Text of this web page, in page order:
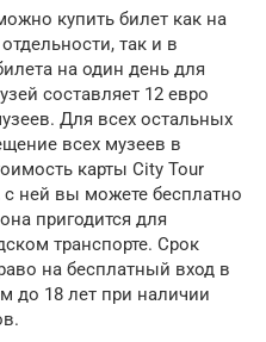
купить билет как на
так и в
на один день для
составляет 12 евро
Для всех остальных
всех музеев в
карты City Tour
с ней вы можете бесплатно
пригодится для
транспорте. Срок
на бесплатный вход в
до 18 лет при наличии